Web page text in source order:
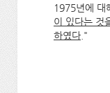
1975년에 대
이 있다는 것
하였다 ."